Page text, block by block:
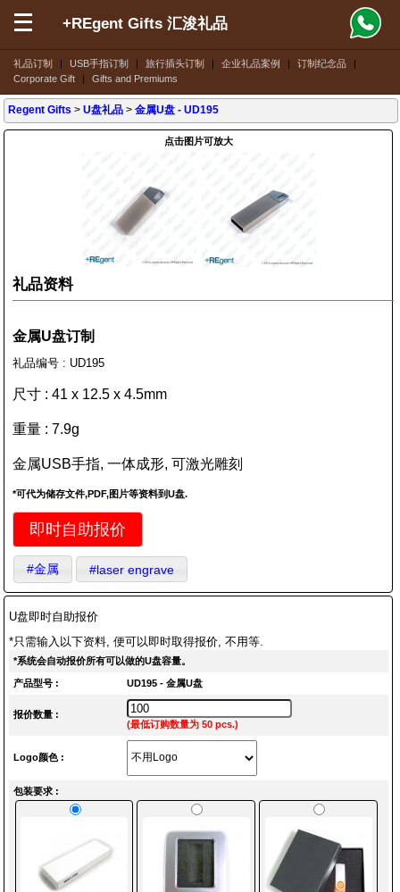
礼品订制 | USB手指订制 | 旅行插头订制 | 企业礼品案例 | 订制纪念品
|
Corporate Gift
| Gifts and Premiums
+REgent Gifts 汇浚礼品
Regent Gifts >U盘礼品 >金属U盘 - UD195
点击图片可放大
礼品资料
金属U盘订制
礼品编号 : UD195
尺寸 : 41 x 12.5 x 4.5mm
重量 : 7.9g
金属USB手指, 一体成形, 可激光雕刻
*可代为储存文件,PDF,图片等资料到U盘.
即时自助报价
#金属 #laser engrave
U盘即时自助报价
*只需输入以下资料, 便可以即时取得报价, 不用等.
*系统会自动报价所有可以做的U盘容量。
产品型号 : UD195 - 金属U盘
报价数量 :
(最低订购数量为 50 pcs.)
Logo颜色 :
包装要求 :